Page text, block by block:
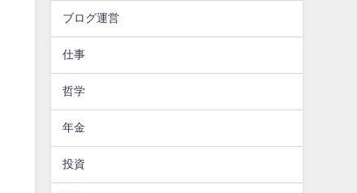
ブログ運営
仕事
哲学
年金
投資